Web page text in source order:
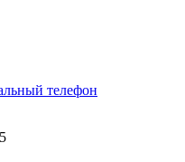
телефон